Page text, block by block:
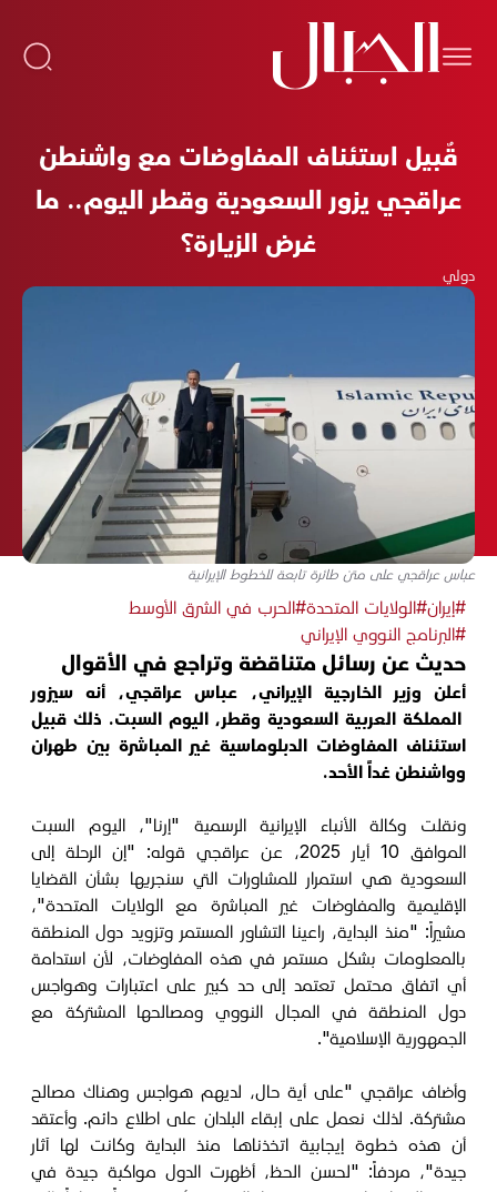
قٌبيل استئناف المفاوضات مع واشنطن
عراقجي يزور السعودية وقطر اليوم.. ما
غرض الزيارة؟
دولي
عباس عراقجي على متن طائرة تابعة للخطوط الإيرانية
#إيران#الولايات المتحدة#الحرب في الشرق الأوسط
#البرنامج النووي الإيراني
حديث عن رسائل متناقضة وتراجع في الأقوال
أعلن وزير الخارجية الإيراني، عباس عراقجي، أنه سيزور
المملكة العربية السعودية وقطر، اليوم السبت. ذلك قبيل
استئناف المفاوضات الدبلوماسية غير المباشرة بين طهران
وواشنطن غداً الأحد.
ونقلت وكالة الأنباء الإيرانية الرسمية "إرنا"، اليوم السبت
الموافق 10 أيار 2025، عن عراقجي قوله: "إن الرحلة إلى
السعودية هي استمرار للمشاورات التي سنجريها بشأن القضايا
الإقليمية والمفاوضات غير المباشرة مع الولايات المتحدة"،
مشيراً: "منذ البداية، راعينا التشاور المستمر وتزويد دول المنطقة
بالمعلومات بشكل مستمر في هذه المفاوضات، لأن استدامة
أي اتفاق محتمل تعتمد إلى حد كبير على اعتبارات وهواجس
دول المنطقة في المجال النووي ومصالحها المشتركة مع
الجمهورية الإسلامية".
وأضاف عراقجي "على أية حال، لديهم هواجس وهناك مصالح
مشتركة. لذلك نعمل على إبقاء البلدان على اطلاع دائم. وأعتقد
أن هذه خطوة إيجابية اتخذناها منذ البداية وكانت لها آثار
جيدة"، مردفاً: "لحسن الحظ، أظهرت الدول مواكبة جيدة في